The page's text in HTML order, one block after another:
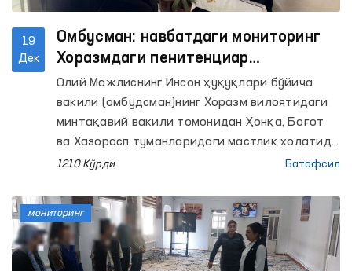
19
Дек
Омбусман: навбатдаги мониторинг
Хоразмдаги пенитенциар
муассасаларда
Олий Мажлиснинг Инсон ҳуқуқлари бўйича
вакили (омбудсман)нинг Хоразм вилоятидаги
минтақавий вакили томонидан Ҳонқа, Боғот
ва Хазорасп туманларидаги мастлик холатида
бўлган фуқароларга тиббий хизмат кўрсатиш
Хазорасп туманидаги вақтинча сақлаш
ҳибсхонаси, Урганч шахридаги Реабилитация
қилиш маркази, Маъмурий қамоққа олинган
шахсларни қабул қилиш ва сақлаш учун
1210 Кўрди Батафсил
мониторинг